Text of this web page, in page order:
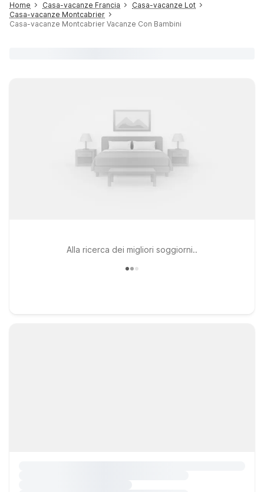
Home Casa-vacanze Francia
Casa-vacanze Lot
Casa-vacanze Montcabrier
Casa-vacanze Montcabrier Vacanze Con Bambini
Alla ricerca dei migliori soggiorni..